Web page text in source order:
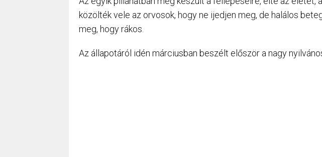
közölték vele az orvosok, hogy ne ijedjen meg, de halálos
meg, hogy rákos.
Az állapotáról idén márciusban beszélt először a nagy